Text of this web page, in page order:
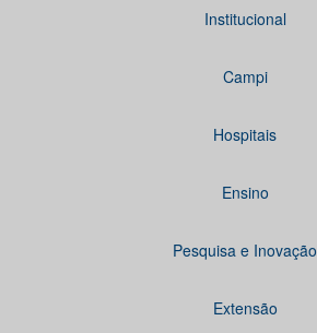
Institucional
Campi
Hospitais
Ensino
Pesquisa e Inovação
Extensão